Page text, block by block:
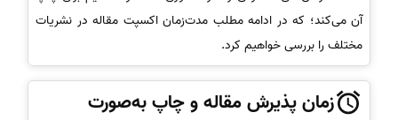
آن می‌کند؛ که در ادامه مطلب مدت‌زمان اکسپت مقاله در نشریات
مختلف را بررسی خواهیم کرد.
زمان پذیرش مقاله و چاپ به‌صورت